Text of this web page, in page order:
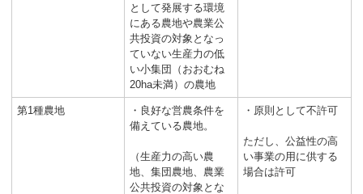
として発展する環境
にある農地や農業公
共投資の対象となっ
ていない生産力の低
い小集団（おおむね
20ha未満）の農地
第1種農地
・良好な営農条件を
備えている農地。
（生産力の高い農
地、集団農地、農業
公共投資の対象とな
・原則として不許可
ただし、公益性の高
い事業の用に供する
場合は許可